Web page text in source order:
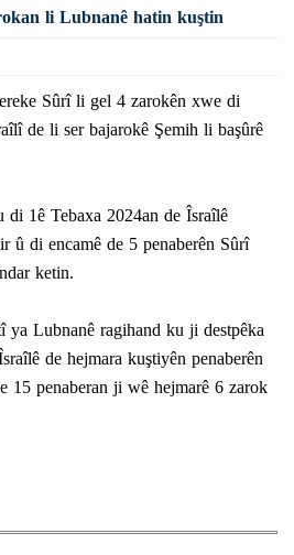
li Lubnanê hatin kuştin
Sûrî li gel 4 zarokên xwe di
de li ser bajarokê Şemih li başûrê
1ê Tebaxa 2024an de Îsraîlê
û di encamê de 5 penaberên Sûrî
ketin.
ya Lubnanê ragihand ku ji destpêka
de hejmara kuştiyên penaberên
15 penaberan ji wê hejmarê 6 zarok